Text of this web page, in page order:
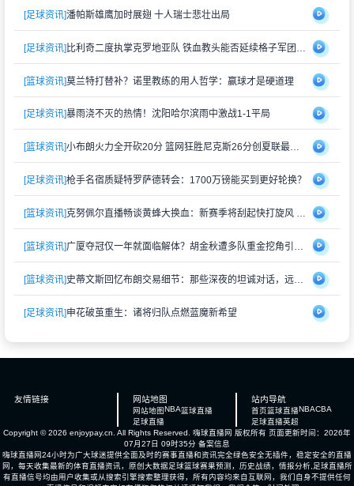
[足球资讯]潘帕斯雄鹰加时展翅 十人瑞士悲壮出局
[足球资讯]
[篮球资讯]莫兰特打替补？诺里教练的用人哲学：赢球才是硬道理
[足球资讯]暴雨浇不灭的热情！沈阳哈尔滨雨中激战1-1平局
[篮球资讯] 小布朗火力全开砍20分 篮网狂胜尼克斯26分创夏联最大分差
[足球资讯]枪手名宿质疑特罗萨德转会：1700万镑能买到更好轮换？
[篮球资讯] 克努佩尔直播畅谈黄蜂大换血：新赛季将刮起快打旋风 射手群蓄势待发
[篮球资讯] 广厦夺冠仅一年就面临解体？胡金秋遭多队重金挖角引猜测
[篮球资讯] 史蒂文斯回忆布朗交易细节：那些深夜的坦诚对话，远比想象中复杂
[足球资讯]申花破茧重生：诸将归队点燃蓝魔新希望
友情链接 网站地图
网站地图 NBA篮球直播
足球直播
站内导航
首页篮球直播NBACBA
足球直播英超
Copyright © 2026 enjoypay.cn. All Rights Reserved. 嗨球直播网 版权所有 页面更新时间：2026年
07月27日 09时35分 备案信息
嗨球直播网24小时为广大球迷提供全面及时的赛事直播和资讯完全绿色安全无插件，稳定安全的直播
网，每天收集最新的体育直播资讯，原创大数据足球篮球赛果预测，历史战绩，情报分析,足球直播所
有直播信号均由用户收集或从搜索引擎搜索整理获得，所有内容均来自互联网，我们自身不提供任何